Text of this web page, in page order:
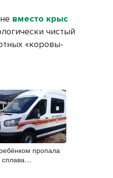
вместо крыс
чистый
«коровы-
пропала